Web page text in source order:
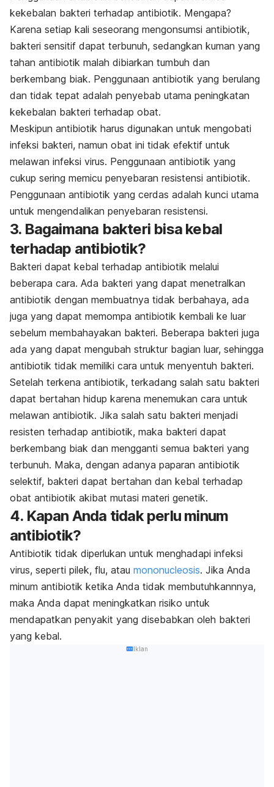
kekebalan bakteri terhadap antibiotik. Mengapa?
Karena setiap kali seseorang mengonsumsi antibiotik,
bakteri sensitif dapat terbunuh, sedangkan kuman yang
tahan antibiotik malah dibiarkan tumbuh dan
berkembang biak. Penggunaan antibiotik yang berulang
dan tidak tepat adalah penyebab utama peningkatan
kekebalan bakteri terhadap obat.
Meskipun antibiotik harus digunakan untuk mengobati
infeksi bakteri, namun obat ini tidak efektif untuk
melawan infeksi virus. Penggunaan antibiotik yang
cukup sering memicu penyebaran resistensi antibiotik.
Penggunaan antibiotik yang cerdas adalah kunci utama
untuk mengendalikan penyebaran resistensi.
3. Bagaimana bakteri bisa kebal
terhadap antibiotik?
Bakteri dapat kebal terhadap antibiotik melalui
beberapa cara. Ada bakteri yang dapat menetralkan
antibiotik dengan membuatnya tidak berbahaya, ada
juga yang dapat memompa antibiotik kembali ke luar
sebelum membahayakan bakteri. Beberapa bakteri juga
ada yang dapat mengubah struktur bagian luar, sehingga
antibiotik tidak memiliki cara untuk menyentuh bakteri.
Setelah terkena antibiotik, terkadang salah satu bakteri
dapat bertahan hidup karena menemukan cara untuk
melawan antibiotik. Jika salah satu bakteri menjadi
resisten terhadap antibiotik, maka bakteri dapat
berkembang biak dan mengganti semua bakteri yang
terbunuh. Maka, dengan adanya paparan antibiotik
selektif, bakteri dapat bertahan dan kebal terhadap
obat antibiotik akibat mutasi materi genetik.
4. Kapan Anda tidak perlu minum
antibiotik?
Antibiotik tidak diperlukan untuk menghadapi infeksi
virus, seperti pilek, flu, atau mononucleosis. Jika Anda
minum antibiotik ketika Anda tidak membutuhkannnya,
maka Anda dapat meningkatkan risiko untuk
mendapatkan penyakit yang disebabkan oleh bakteri
yang kebal.
Iklan